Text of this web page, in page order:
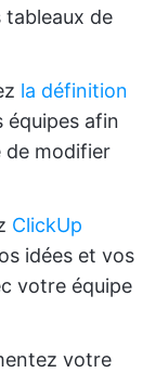
tableaux de
la définition
équipes afin
de modifier
ClickUp
idées et vos
votre équipe
votre